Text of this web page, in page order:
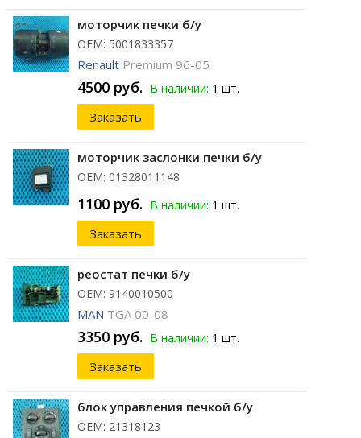
моторчик печки б/у
ОЕМ: 5001833357
Renault Premium 96-05
4500 руб. В наличии: 1 шт.
Заказать
моторчик заслонки печки б/у
ОЕМ: 01328011148
1100 руб. В наличии: 1 шт.
Заказать
реостат печки б/у
ОЕМ: 9140010500
MAN TGA 00-08
3350 руб. В наличии: 1 шт.
Заказать
блок управления печкой б/у
ОЕМ: 21318123